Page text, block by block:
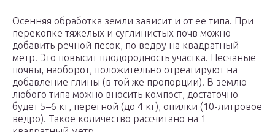
Осенняя обработка земли зависит и от ее типа. При
перекопке тяжелых и суглинистых почв можно
добавить речной песок, по ведру на квадратный
метр. Это повысит плодородность участка. Песчаные
почвы, наоборот, положительно отреагируют на
добавление глины (в той же пропорции). В землю
любого типа можно вносить компост, достаточно
будет 5–6 кг, перегной (до 4 кг), опилки (10-литровое
ведро). Такое количество рассчитано на 1